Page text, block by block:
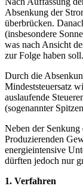
Absenkung der
überbrücken.
(insbesondere
was nach Ansicht
zur Folge haben soll.
Durch die
Mindeststeuersatz
auslaufende
(sogenannter
Neben der Senkung
Produzierenden
energieintensive
dürften jedoch nur
1. Verfahren